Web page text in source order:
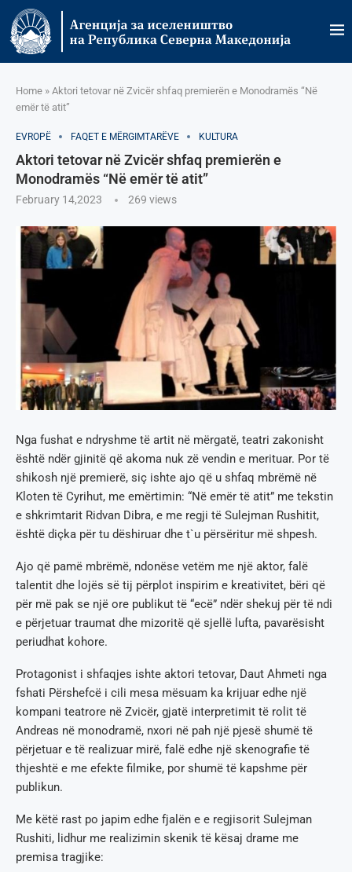
Home » Aktori tetovar në Zvicër shfaq premierën e Monodramës “Në
emër të atit”
EVROPË FAQET E MËRGIMTARËVE KULTURA
Aktori tetovar në Zvicër shfaq premierën e
Monodramës “Në emër të atit”
February 14,2023 269 views
Nga fushat e ndryshme të artit në mërgatë, teatri zakonisht
është ndër gjinitë që akoma nuk zë vendin e merituar. Por të
shikosh një premierë, siç ishte ajo që u shfaq mbrëmë në
Kloten të Cyrihut, me emërtimin: “Në emër të atit” me tekstin
e shkrimtarit Ridvan Dibra, e me regji të Sulejman Rushitit,
është diçka për tu dëshiruar dhe t`u përsëritur më shpesh.
Ajo që pamë mbrëmë, ndonëse vetëm me një aktor, falë
talentit dhe lojës së tij përplot inspirim e kreativitet, bëri që
për më pak se një ore publikut të “ecë” ndër shekuj për të ndi
e përjetuar traumat dhe mizoritë që sjellë lufta, pavarësisht
periudhat kohore.
Protagonist i shfaqjes ishte aktori tetovar, Daut Ahmeti nga
fshati Përshefcë i cili mesa mësuam ka krijuar edhe një
kompani teatrore në Zvicër, gjatë interpretimit të rolit të
Andreas në monodramë, nxori në pah një pjesë shumë të
përjetuar e të realizuar mirë, falë edhe një skenografie të
thjeshtë e me efekte filmike, por shumë të kapshme për
publikun.
Me këtë rast po japim edhe fjalën e e regjisorit Sulejman
Rushiti, lidhur me realizimin skenik të kësaj drame me
premisa tragjike: